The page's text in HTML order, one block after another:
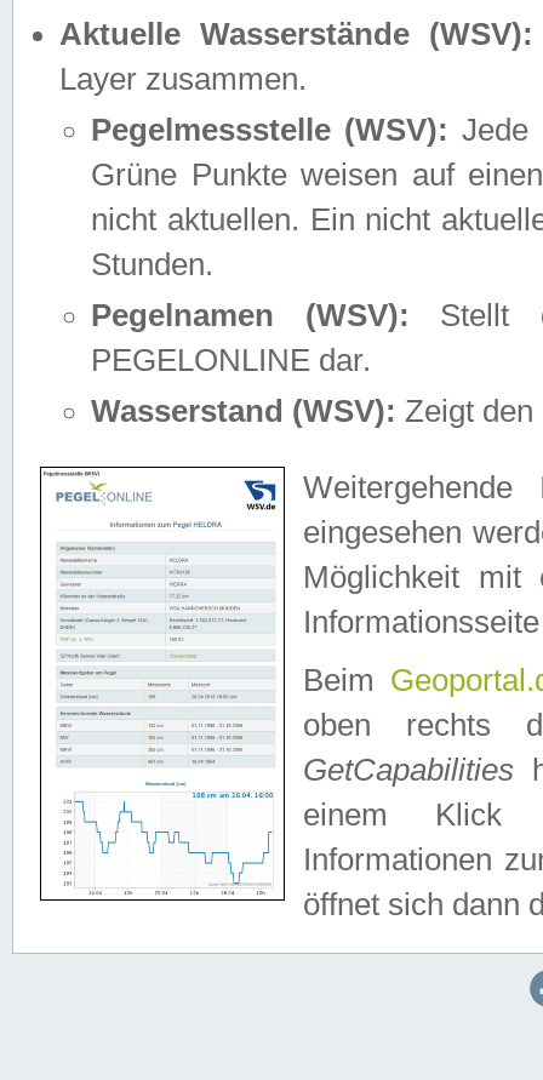
Aktuelle Wasserstände (WSV):
Layer zusammen.
Pegelmessstelle (WSV): Jede
Grüne Punkte weisen auf
nicht aktuellen. Ein nicht
Stunden.
Pegelnamen (WSV): Stellt
PEGELONLINE dar.
Wasserstand (WSV): Zeigt den
eingesehen
Möglichkeit mit
Beim
oben rechts
GetCapabilities
einem Klick
Informationen
öffnet sich dann